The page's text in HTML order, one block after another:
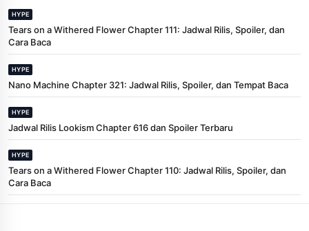
HYPE
Tears on a Withered Flower Chapter 111: Jadwal Rilis, Spoiler, dan
Cara Baca
HYPE
Nano Machine Chapter 321: Jadwal Rilis, Spoiler, dan Tempat Baca
HYPE
Jadwal Rilis Lookism Chapter 616 dan Spoiler Terbaru
HYPE
Tears on a Withered Flower Chapter 110: Jadwal Rilis, Spoiler, dan
Cara Baca